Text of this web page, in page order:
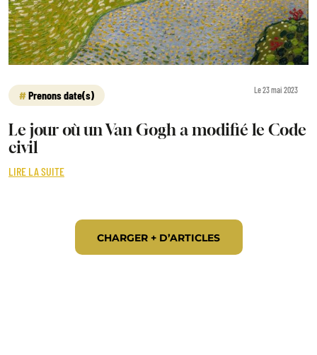
Prenons date(s) Le 23 mai 2023
Le jour où un Van Gogh a modifié le Code
civil
LIRE LA SUITE
CHARGER + D’ARTICLES